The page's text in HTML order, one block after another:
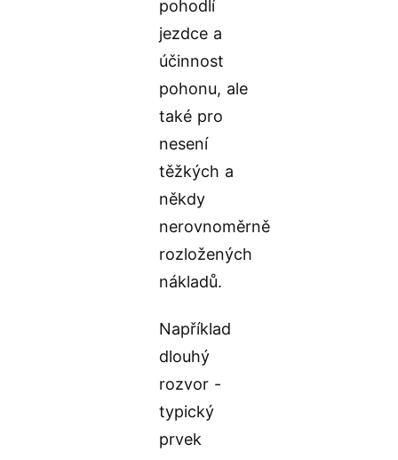
pohodlí
jezdce a
účinnost
pohonu, ale
také pro
nesení
těžkých a
někdy
nerovnoměrně
rozložených
nákladů.
Například
dlouhý
rozvor -
typický
prvek